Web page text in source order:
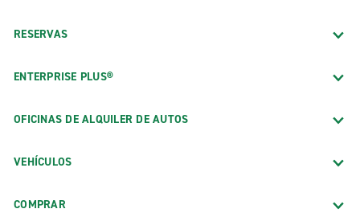
RESERVAS
ENTERPRISE PLUS®
OFICINAS DE ALQUILER DE AUTOS
VEHÍCULOS
COMPRAR